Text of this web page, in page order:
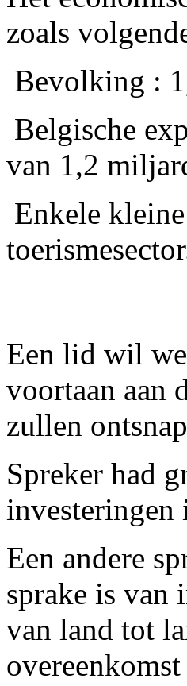
zoals
Bevolking :
Belgische
van 1,2
Enkele
Een lid wil
voortaan aan
zullen
Spreker had
Een andere
sprake is van
van land tot